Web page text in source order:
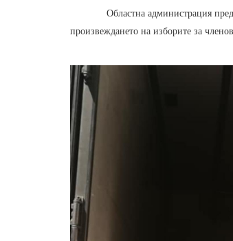
Областна администрация
произвеждането на изборите за